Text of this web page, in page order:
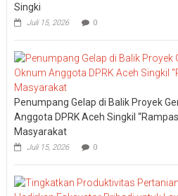
Singki
Juli 15, 2026 0
Penumpang Gelap di Balik Proyek
Anggota DPRK Aceh Singkil
Masyarakat
Juli 15, 2026 0